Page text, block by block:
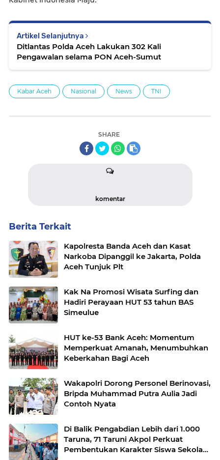
Artikel Selanjutnya
Ditlantas Polda Aceh Lakukan 302 Kali
Pengawalan selama PON Aceh-Sumut
Kabar Aceh Nasional News TNI
SHARE
komentar
Berita Terkait
Kapolresta Banda Aceh dan Kasat
Narkoba Dipanggil ke Jakarta, Polda
Aceh Tunjuk Plt
Kak Na Promosi Wisata Surfing dan
Hadiri Perayaan HUT 53 tahun BAS
Simeulue
HUT ke-53 Bank Aceh: Momentum
Memperkuat Amanah, Menumbuhkan
Keberkahan Bagi Aceh
Wakapolri Dorong Personel Berinovasi,
Bripda Muhammad Putra Aulia Jadi
Contoh Nyata
Di Balik Pengabdian Lebih dari 1.000
Taruna, 71 Taruni Akpol Perkuat
Pembentukan Karakter Siswa Sekolah